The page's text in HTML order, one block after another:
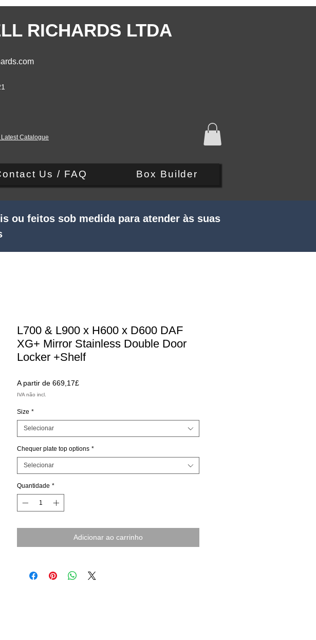
RICHARDS LTDA
Catalogue
Us / FAQ Box Builder
ou feitos sob medida para atender às suas
L700 & L900 x H600 x D600 DAF
XG+ Mirror Stainless Double Door
Locker +Shelf
A partir de 669,17£Preço
IVA não incl.
Size *
Selecionar
Chequer plate top options *
Selecionar
Quantidade *
Adicionar ao carrinho